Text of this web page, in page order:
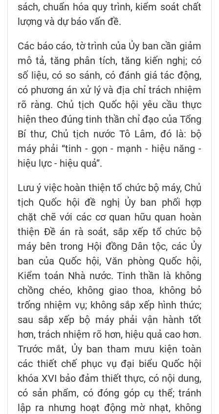
sách, chuẩn hóa quy trình, kiểm soát chất
lượng và dự báo vấn đề.
Các báo cáo, tờ trình của Ủy ban cần giảm
mô tả, tăng phân tích, tăng kiến nghị; có
số liệu, có so sánh, có đánh giá tác động,
có phương án xử lý và địa chỉ trách nhiệm
rõ ràng. Chủ tịch Quốc hội yêu cầu thực
hiện theo đúng tinh thần chỉ đạo của Tổng
Bí thư, Chủ tịch nước Tô Lâm, đó là: bộ
máy phải “tinh - gọn - mạnh - hiệu năng -
hiệu lực - hiệu quả”.
Lưu ý việc hoàn thiện tổ chức bộ máy, Chủ
tịch Quốc hội đề nghị Ủy ban phối hợp
chặt chẽ với các cơ quan hữu quan hoàn
thiện Đề án rà soát, sắp xếp tổ chức bộ
máy bên trong Hội đồng Dân tộc, các Ủy
ban của Quốc hội, Văn phòng Quốc hội,
Kiểm toán Nhà nước. Tinh thần là không
chồng chéo, không giao thoa, không bỏ
trống nhiệm vụ; không sắp xếp hình thức;
sau sắp xếp bộ máy phải vận hành tốt
hơn, trách nhiệm rõ hơn, hiệu quả cao hơn.
Trước mắt, Ủy ban tham mưu kiện toàn
các thiết chế phục vụ đại biểu Quốc hội
khóa XVI bảo đảm thiết thực, có nội dung,
có sản phẩm, có đóng góp cụ thể; tránh
lập ra nhưng hoạt động mờ nhạt, không